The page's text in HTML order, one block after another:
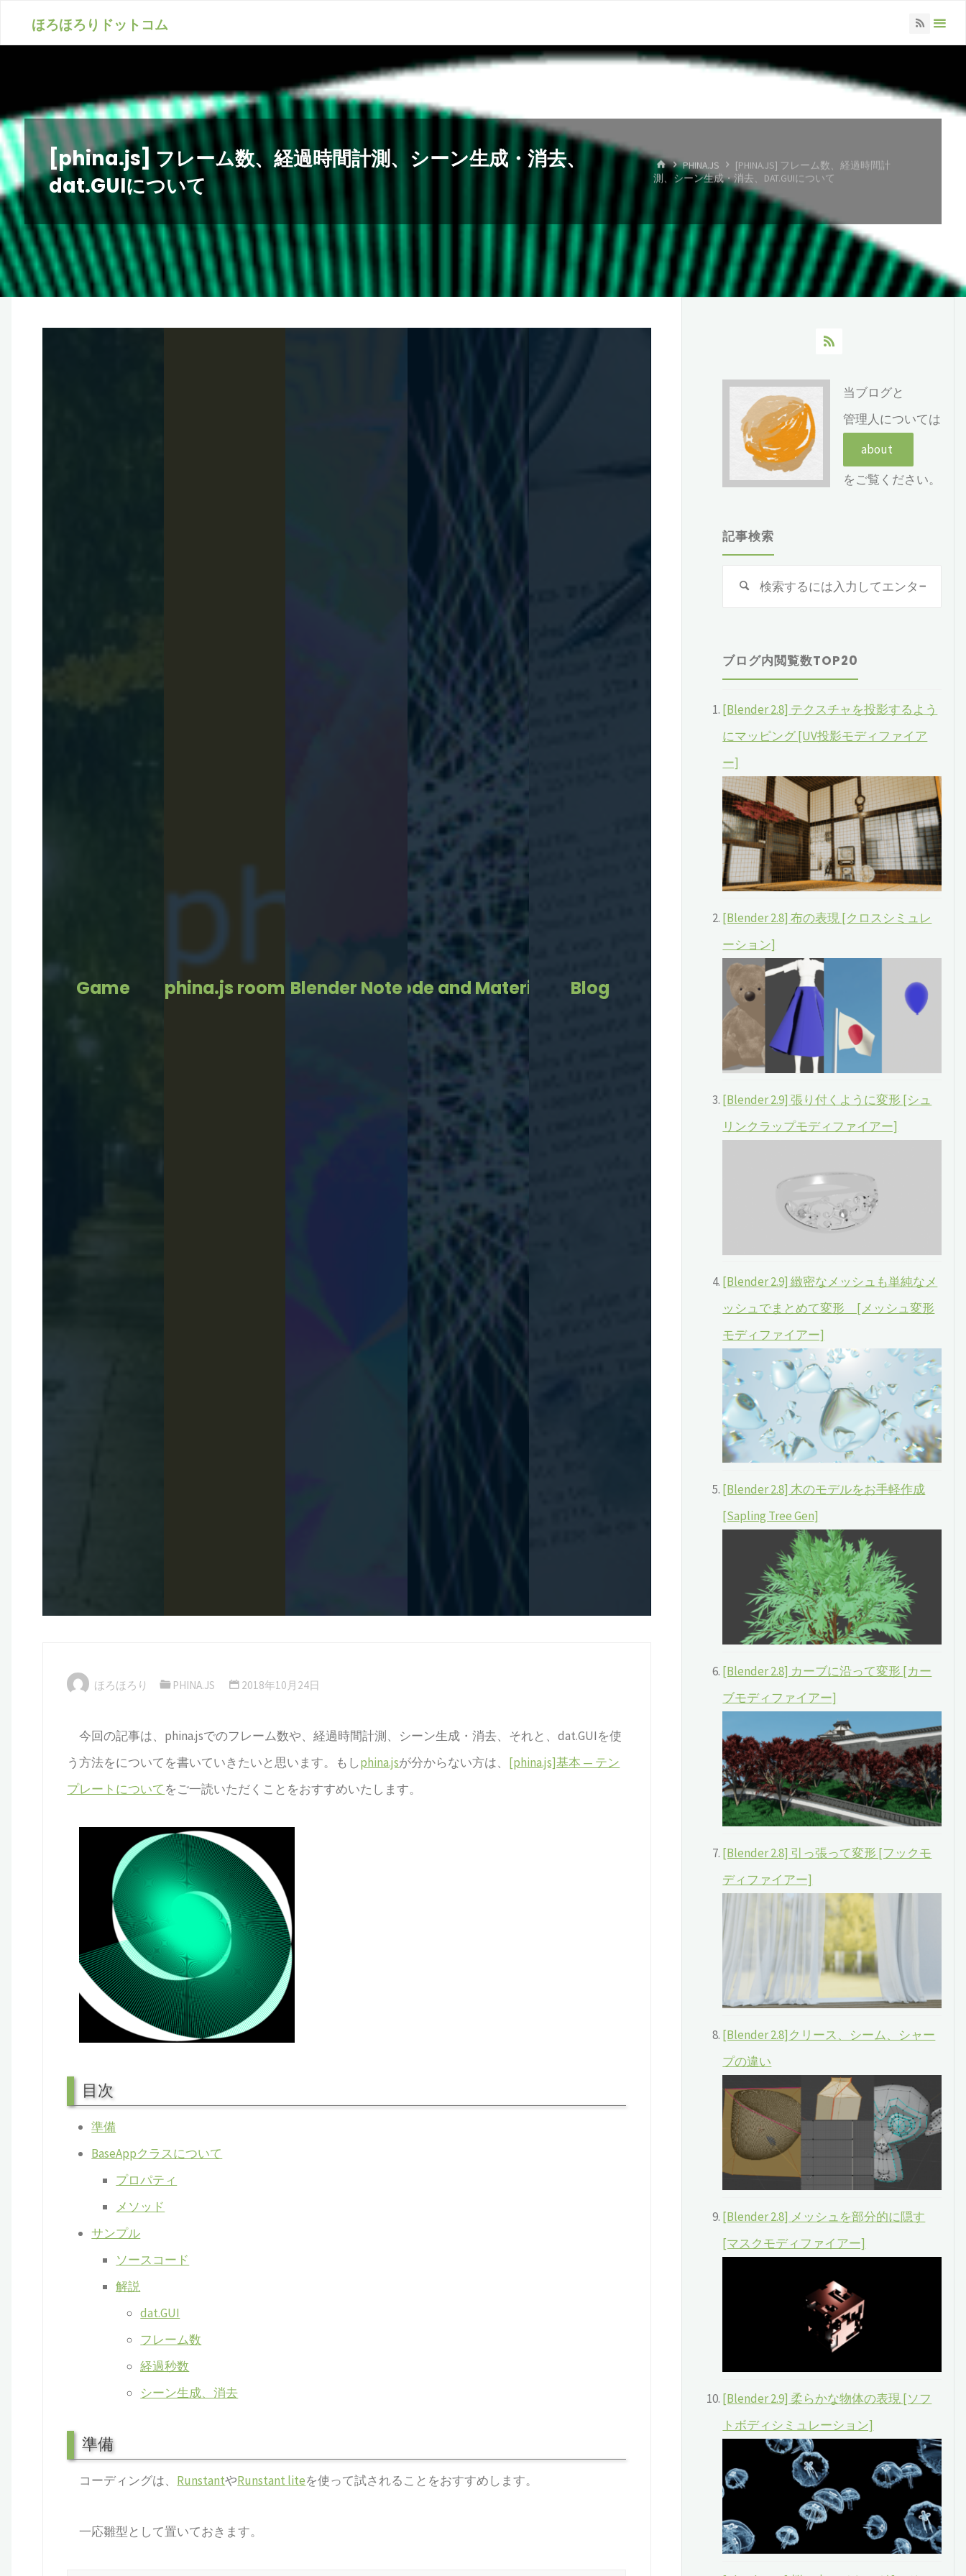
ツ
へ
ス
キ
ッ
プ
ほろほろりドットコム
[phina.js] フレーム数、経過時間計測、シーン生成・消去、
dat.GUIについて
ホ
ー
ム
PHINA.JS
[PHINA.JS] フレーム数、経過時間計
測、シーン生成・消去、DAT.GUIについて
Game phina.js room Blender NoteCode and Material Blog
ほろほろり PHINA.JS 2018年10月24日
今回の記事は、phina.jsでのフレーム数や、経過時間計測、シーン生成・消去、それと、dat.GUIを使
う方法をについてを書いていきたいと思います。もしphina.jsが分からない方は、 [phina.js]基本 — テン
プレートについてをご一読いただくことをおすすめいたします。
目次
準備
BaseAppクラスについて
プロパティ
メソッド
サンプル
ソースコード
解説
dat.GUI
フレーム数
経過秒数
シーン生成、消去
準備
コーディングは、 RunstantやRunstant liteを使って試されることをおすすめします。
一応雛型として置いておきます。
当ブログと
管理人については
をご覧ください。
記事検索
ブログ内閲覧数TOP20
[Blender 2.8] テクスチャを投影するよう
にマッピング [UV投影モディファイア
ー]
[Blender 2.8] 布の表現 [クロスシミュレ
ーション]
[Blender 2.9] 張り付くように変形 [シュ
リンクラップモディファイアー]
[Blender 2.9] 緻密なメッシュも単純なメ
ッシュでまとめて変形 [メッシュ変形
モディファイアー]
[Blender 2.8] 木のモデルをお手軽作成
[Sapling Tree Gen]
[Blender 2.8] カーブに沿って変形 [カー
ブモディファイアー]
[Blender 2.8] 引っ張って変形 [フックモ
ディファイアー]
[Blender 2.8]クリース、シーム、シャー
プの違い
[Blender 2.8] メッシュを部分的に隠す
[マスクモディファイアー]
[Blender 2.9] 柔らかな物体の表現 [ソフ
トボディシミュレーション]